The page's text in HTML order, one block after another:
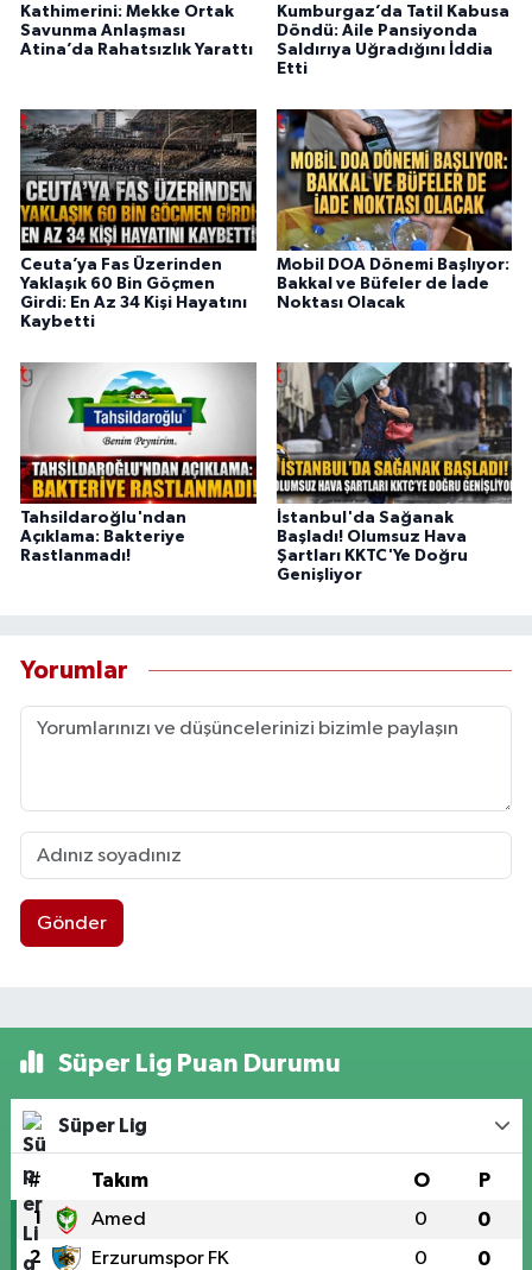
Kathimerini: Mekke Ortak
Savunma Anlaşması
Atina’da Rahatsızlık Yarattı
Kumburgaz’da Tatil Kabusa
Döndü: Aile Pansiyonda
Saldırıya Uğradığını İddia
Etti
Ceuta’ya Fas Üzerinden
Yaklaşık 60 Bin Göçmen
Girdi: En Az 34 Kişi Hayatını
Kaybetti
Mobil DOA Dönemi Başlıyor:
Bakkal ve Büfeler de İade
Noktası Olacak
Tahsildaroğlu'ndan
Açıklama: Bakteriye
Rastlanmadı!
İstanbul'da Sağanak
Başladı! Olumsuz Hava
Şartları KKTC'Ye Doğru
Genişliyor
Yorumlar
Gönder
Süper Lig Puan Durumu
Süper Lig
# Takım O P
1 Amed 0 0
2 Erzurumspor FK 0 0